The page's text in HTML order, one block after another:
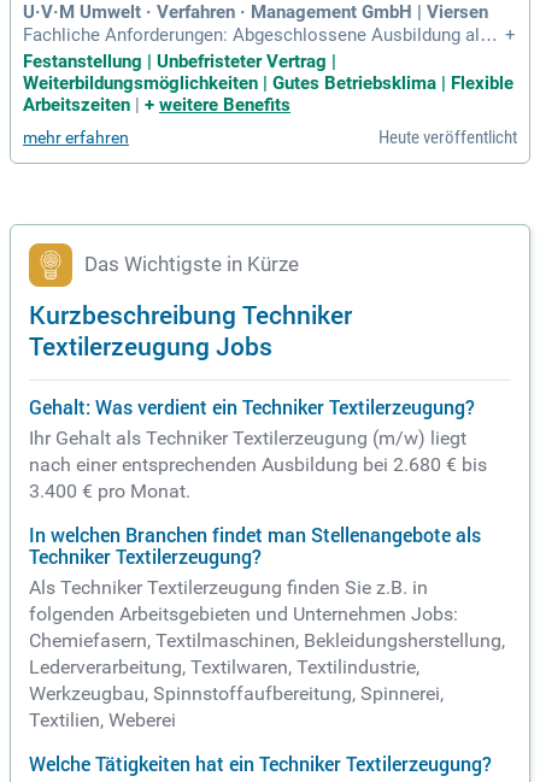
U·V·M Umwelt · Verfahren · Management GmbH | Viersen
Fachliche Anforderungen: Abgeschlossene Ausbildung als B
autechniker (m/w/d); gute Kenntnisse in Auto CAD, Civil 3D,
MS-Office und sonstiger fachspezifischer Software.
+
Festanstellung | Unbefristeter Vertrag |
Weiterbildungsmöglichkeiten | Gutes Betriebsklima | Flexible
Arbeitszeiten
+ weitere Benefits
mehr erfahren Heute veröffentlicht
Das Wichtigste in Kürze
Kurzbeschreibung Techniker
Textilerzeugung Jobs
Gehalt: Was verdient ein Techniker Textilerzeugung?
Ihr Gehalt als Techniker Textilerzeugung (m/w) liegt
nach einer entsprechenden Ausbildung bei 2.680 € bis
3.400 € pro Monat.
In welchen Branchen findet man Stellenangebote als
Techniker Textilerzeugung?
Als Techniker Textilerzeugung finden Sie z.B. in
folgenden Arbeitsgebieten und Unternehmen Jobs:
Chemiefasern, Textilmaschinen, Bekleidungsherstellung,
Lederverarbeitung, Textilwaren, Textilindustrie,
Werkzeugbau, Spinnstoffaufbereitung, Spinnerei,
Textilien, Weberei
Welche Tätigkeiten hat ein Techniker Textilerzeugung?